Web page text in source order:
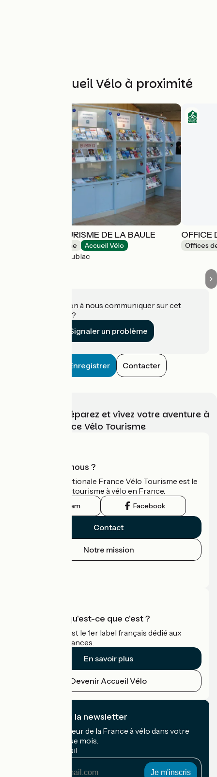
Autres Accueil Vélo à proximité
OFFICE DE TOURISME DE LA BAULE
Offices de Tourisme Accueil Vélo
La Baule-Escoublac
OFFICE
Offices
Une information à nous communiquer sur cet
établissement ?
Signaler un problème
Enregistrer Contacter
Choisissez, préparez et vivez votre aventure à
vélo avec France Vélo Tourisme
Qui sommes-nous ?
L'association nationale France Vélo Tourisme est le
guide officiel du tourisme à vélo en France.
Instagram Facebook
Contact
Notre mission
Accueil Vélo qu'est-ce que c'est ?
Accueil Vélo c'est le 1er label français dédié aux
cyclistes en vacances.
En savoir plus
Devenir Accueil Vélo
Je m'abonne à la newsletter
Recevez le meilleur de la France à vélo dans votre
boîte mail chaque mois.
Mon adresse mail